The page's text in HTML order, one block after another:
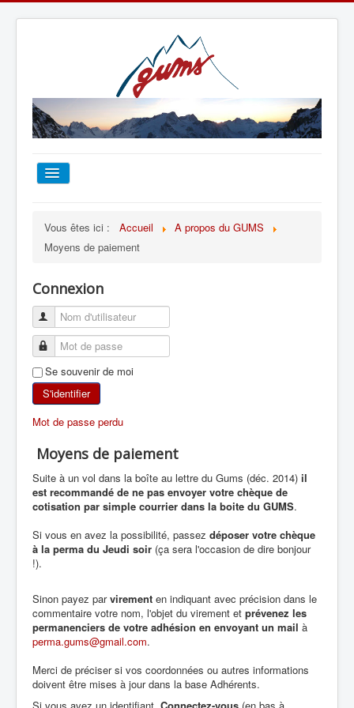
TOUT SUR LE GUMS
ESCALADE
ALPINISME
SKI DE RANDONNÉE
RANDONNÉE SPORTIVE
Vous êtes ici : Accueil
A propos du GUMS
Moyens de paiement
Connexion
Se souvenir de moi
S'identifier
Mot de passe perdu
Moyens de paiement
Suite à un vol dans la boîte au lettre du Gums (déc. 2014) il
est recommandé de ne pas envoyer votre chèque de
cotisation par simple courrier dans la boite du GUMS.
Si vous en avez la possibilité, passez déposer votre chèque
à la perma du Jeudi soir (ça sera l'occasion de dire bonjour
!).
Sinon payez parvirement en indiquant avec précision dans le
commentaire votre nom, l'objet du virement et prévenez les
permanenciers de votre adhésion en envoyant un mail à
perma.gums@gmail.com.
Merci de préciser si vos coordonnées ou autres informations
doivent être mises à jour dans la base Adhérents.
Si vous avez un identifiant, Connectez-vous (en bas à